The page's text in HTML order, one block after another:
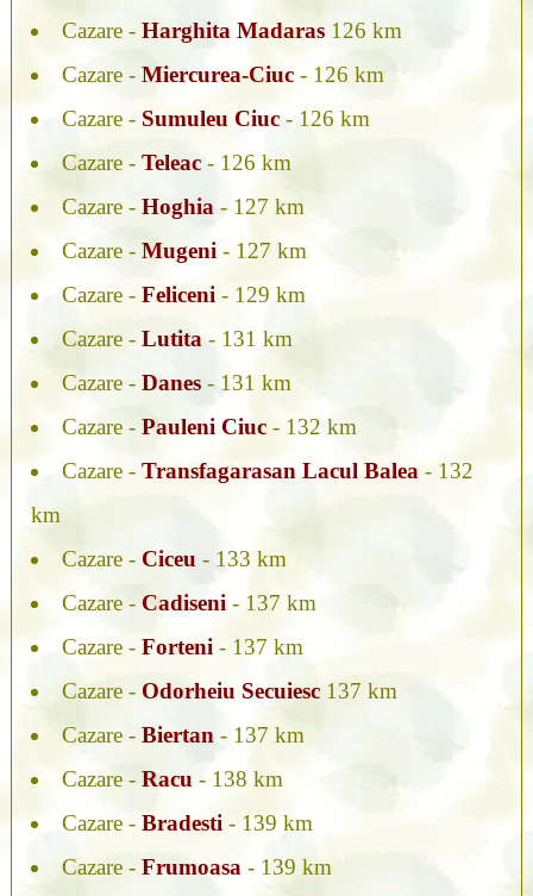
Cazare - Harghita Madaras126 km
Cazare - Miercurea-Ciuc- 126 km
Cazare - Sumuleu Ciuc- 126 km
Cazare - Teleac- 126 km
Cazare - Hoghia - 127 km
Cazare - Mugeni - 127 km
Cazare - Feliceni - 129 km
Cazare - Lutita - 131 km
Cazare - Danes- 131 km
Cazare - Pauleni Ciuc- 132 km
Cazare - Transfagarasan Lacul Balea - 132
km
Cazare - Ciceu - 133 km
Cazare - Cadiseni - 137 km
Cazare - Forteni - 137 km
Cazare - Odorheiu Secuiesc137 km
Cazare - Biertan - 137 km
Cazare - Racu - 138 km
Cazare - Bradesti - 139 km
Cazare - Frumoasa - 139 km